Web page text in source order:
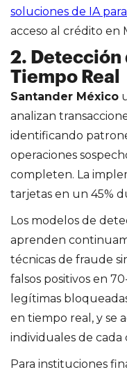
soluciones de IA
acceso al crédito en
2. Detección
Tiempo Real
Santander México
analizan
identificando
operaciones
completen. La
tarjetas en un 45%
Los modelos de
aprenden
técnicas de fraude
falsos positivos en
legítimas
en tiempo real, y se
individuales de cada
Para instituciones